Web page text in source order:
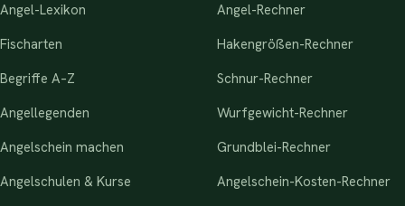
Angel-Lexikon
Fischarten
Begriffe A–Z
Angellegenden
Angelschein machen
Angelschulen & Kurse
Angel-Rechner
Hakengrößen-Rechner
Schnur-Rechner
Wurfgewicht-Rechner
Grundblei-Rechner
Angelschein-Kosten-Rechner